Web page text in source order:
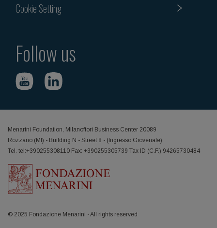
Cookie Setting
Follow us
Menarini Foundation, Milanofiori Business Center 20089
Rozzano (MI) - Building N - Street 8 - (Ingresso Giovenale)
Tel. tel:+390255308110 Fax: +390255305739 Tax ID (C.F.) 94265730484
© 2025 Fondazione Menarini - All rights reserved